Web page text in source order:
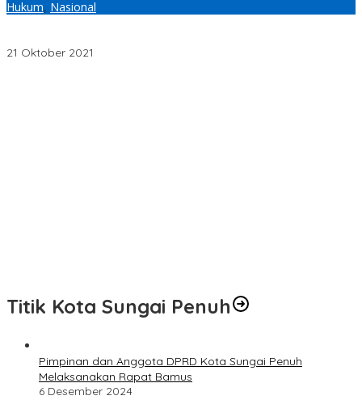
Hukum, Nasional
21 Oktober 2021
Titik Kota Sungai Penuh
Pimpinan dan Anggota DPRD Kota Sungai Penuh
Melaksanakan Rapat Bamus
6 Desember 2024